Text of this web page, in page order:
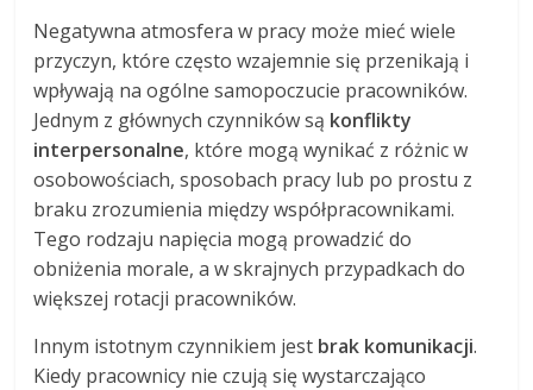
Negatywna atmosfera w pracy może mieć wiele
przyczyn, które często wzajemnie się przenikają i
wpływają na ogólne samopoczucie pracowników.
Jednym z głównych czynników są konflikty
interpersonalne, które mogą wynikać z różnic w
osobowościach, sposobach pracy lub po prostu z
braku zrozumienia między współpracownikami.
Tego rodzaju napięcia mogą prowadzić do
obniżenia morale, a w skrajnych przypadkach do
większej rotacji pracowników.
Innym istotnym czynnikiem jest brak komunikacji.
Kiedy pracownicy nie czują się wystarczająco